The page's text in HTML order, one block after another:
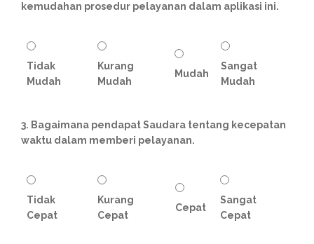
kemudahan prosedur pelayanan dalam aplikasi ini.
Tidak
Mudah
Kurang
Mudah
Mudah
Sangat
Mudah
3. Bagaimana pendapat Saudara tentang kecepatan
waktu dalam memberi pelayanan.
Tidak
Cepat
Kurang
Cepat
Cepat
Sangat
Cepat